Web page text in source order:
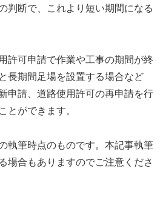
判断で、これより短い期間になる
許可申請で作業や工事の期間が終
長期間足場を設置する場合など
申請、道路使用許可の再申請を行
とができます。
執筆時点のものです。本記事執筆
場合もありますのでご注意くださ